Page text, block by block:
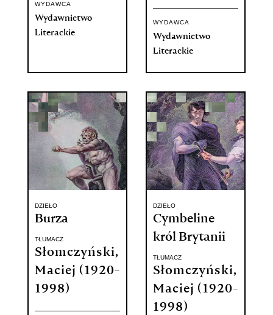
WYDAWCA
Wydawnictwo
Literackie
WYDAWCA
Wydawnictwo
Literackie
DZIEŁO
Burza
TŁUMACZ
Słomczyński,
Maciej (1920-
1998)
DZIEŁO
Cymbeline
król Brytanii
TŁUMACZ
Słomczyński,
Maciej (1920-
1998)